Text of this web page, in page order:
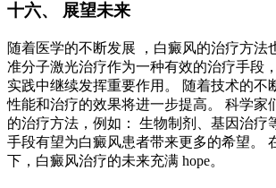
十六、 展望未来
随着医学的不断发展 ，白癜风的治疗方法
准分子激光治疗作为一种有效的治疗手段
实践中继续发挥重要作用。 随着技术的不
性能和治疗的效果将进一步提高。 科学家
的治疗方法，例如： 生物制剂、基因治疗
手段有望为白癜风患者带来更多的希望。
下，白癜风治疗的未来充满 hope。